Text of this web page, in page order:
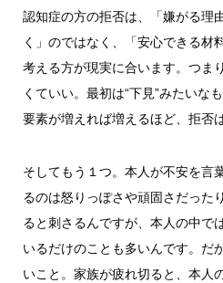
認知症の方の拒否は、「嫌がる理
く」のではなく、「安心できる材
考える方が現実に合います。つま
くていい。最初は“下見”みたいな
要素が増えれば増えるほど、拒否
そしてもう１つ。本人が不安を言
るのは怒りっぽさや頑固さだった
ると刺さるんですが、本人の中で
いるだけのことも多いんです。だ
いこと。家族が疲れ切ると、本人